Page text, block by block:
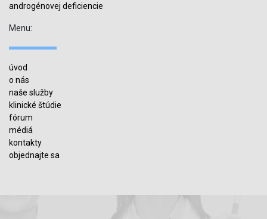
androgénovej deficiencie
Menu:
úvod
o nás
naše služby
klinické štúdie
fórum
médiá
kontakty
objednajte sa